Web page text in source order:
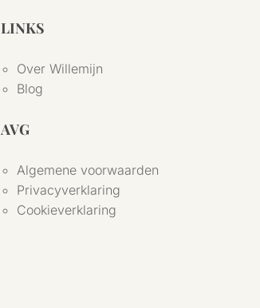
LINKS
Over Willemijn
Blog
AVG
Algemene voorwaarden
Privacyverklaring
Cookieverklaring